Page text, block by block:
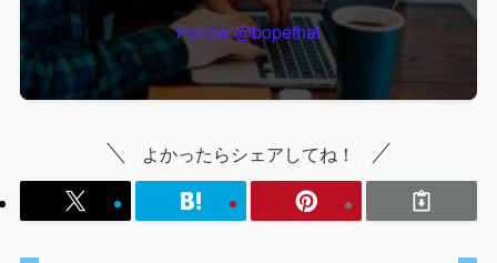
Follow @bopethai
よかったらシェアしてね！